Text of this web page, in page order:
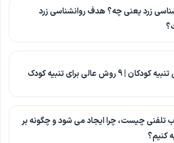
زرد یعنی چه؟ هدف روانشناسی زرد
| 9 روش عالی برای تنبیه کودک
تلفنی چیست، چرا ایجاد می شود و چگونه بر
کنیم؟